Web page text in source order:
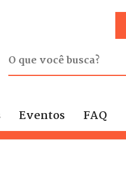
Eventos FAQ